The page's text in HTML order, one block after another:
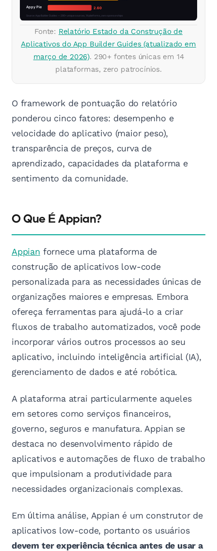
Fonte: Relatório Estado da Construção de
Aplicativos do App Builder Guides (atualizado em
março de 2026). 290+ fontes únicas em 14
plataformas, zero patrocínios.
O framework de pontuação do relatório
ponderou cinco fatores: desempenho e
velocidade do aplicativo (maior peso),
transparência de preços, curva de
aprendizado, capacidades da plataforma e
sentimento da comunidade.
O Que É Appian?
Appian fornece uma plataforma de
construção de aplicativos low-code
personalizada para as necessidades únicas de
organizações maiores e empresas. Embora
ofereça ferramentas para ajudá-lo a criar
fluxos de trabalho automatizados, você pode
incorporar vários outros processos ao seu
aplicativo, incluindo inteligência artificial (IA),
gerenciamento de dados e até robótica.
A plataforma atrai particularmente aqueles
em setores como serviços financeiros,
governo, seguros e manufatura. Appian se
destaca no desenvolvimento rápido de
aplicativos e automações de fluxo de trabalho
que impulsionam a produtividade para
necessidades organizacionais complexas.
Em última análise, Appian é um construtor de
aplicativos low-code, portanto os usuários
devem ter experiência técnica antes de usar a